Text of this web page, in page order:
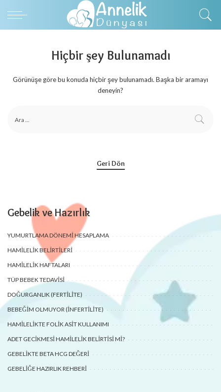
Hiçbir şey Bulunamadı
Görünüşe göre bu konuda hiçbir şey bulunamadı. Başka bir aramayı
deneyin?
Geri Dön
Gebelik ve Hazırlık
YUMURTLAMA DÖNEMI HESAPLAMA
HAMILELIK BELIRTILERI
HAMILELIK HAFTALARI
TÜP BEBEK TEDAVISI
DOĞURGANLIK (FERTILITE)
BEBEĞIM OLMUYOR (İNFERTILITE)
HAMILELIKTE FOLIK ASIT KULLANIMI
ADET GECIKMESI HAMILELIK BELIRTISI MI?
GEBELIKTE BETA HCG DEĞERI
GEBELIĞE HAZIRLIK REHBERI